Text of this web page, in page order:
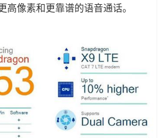
高像素和更靠谱的语音通话。